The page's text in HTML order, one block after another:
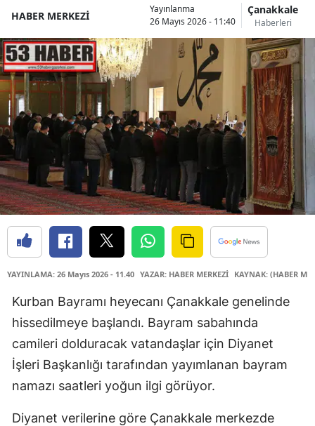
HABER MERKEZİ
Yayınlanma
26 Mayıs 2026 - 11:40
Çanakkale
Haberleri
YAYINLAMA: 26 Mayıs 2026 - 11.40 YAZAR: HABER MERKEZİ KAYNAK: (HABER
Kurban Bayramı heyecanı Çanakkale genelinde
hissedilmeye başlandı. Bayram sabahında
camileri dolduracak vatandaşlar için Diyanet
İşleri Başkanlığı tarafından yayımlanan bayram
namazı saatleri yoğun ilgi görüyor.
Diyanet verilerine göre Çanakkale merkezde